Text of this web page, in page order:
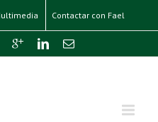
Contactar con Fael